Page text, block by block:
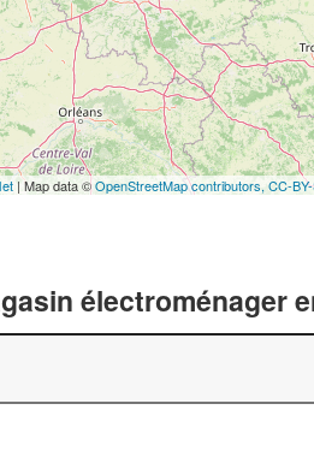
| Map data ©OpenStreetMap contributors, CC-
électroménager